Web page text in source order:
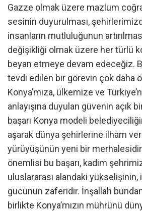
Gazze olmak üzere mazlum
sesinin duyurulması,
insanların mutluluğunun
değişikliği olmak üzere her türlü
beyan etmeye devam edeceğiz.
tevdi edilen bir görevin çok daha
Konya’mıza, ülkemize ve
anlayışına duyulan güvenin açık
başarı Konya modeli belediyeciliğin
aşarak dünya şehirlerine ilham
yürüyüşünün yeni bir
önemlisi bu başarı, kadim şehrimiz
uluslararası alandaki yükselişinin,
gücünün zaferidir. İnşallah
birlikte Konya’mızın mührünü